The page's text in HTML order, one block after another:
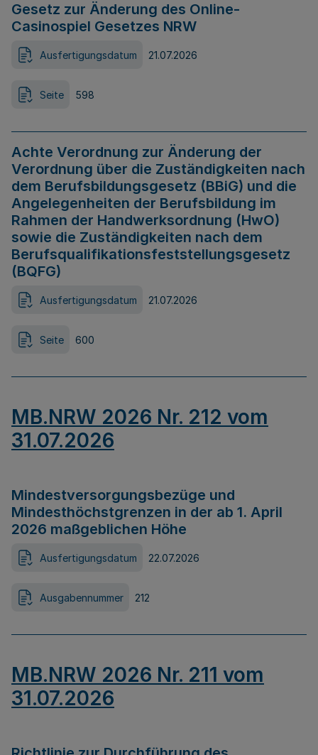
Gesetz zur Änderung des Online-
Casinospiel Gesetzes NRW
Ausfertigungsdatum 21.07.2026
Seite 598
Achte Verordnung zur Änderung der
Verordnung über die Zuständigkeiten nach
dem Berufsbildungsgesetz (BBiG) und die
Angelegenheiten der Berufsbildung im
Rahmen der Handwerksordnung (HwO)
sowie die Zuständigkeiten nach dem
Berufsqualifikationsfeststellungsgesetz
(BQFG)
Ausfertigungsdatum 21.07.2026
Seite 600
MB.NRW 2026 Nr. 212 vom
31.07.2026
Mindestversorgungsbezüge und
Mindesthöchstgrenzen in der ab 1. April
2026 maßgeblichen Höhe
Ausfertigungsdatum 22.07.2026
Ausgabennummer 212
MB.NRW 2026 Nr. 211 vom
31.07.2026